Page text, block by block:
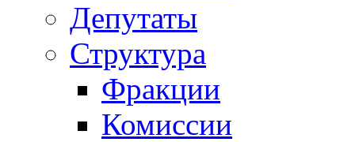
Депутаты
Структура
Фракции
Комиссии